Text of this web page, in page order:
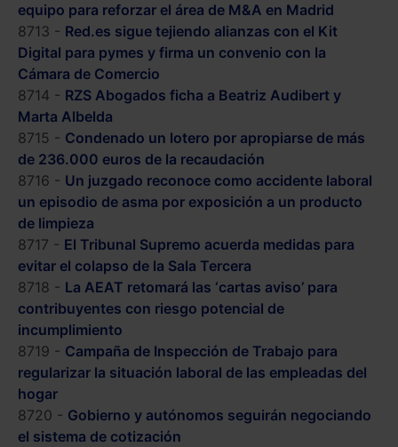
equipo para reforzar el área de M&A en Madrid
8713 - Red.es sigue tejiendo alianzas con el Kit
Digital para pymes y firma un convenio con la
Cámara de Comercio
8714 - RZS Abogados ficha a Beatriz Audibert y
Marta Albelda
8715 - Condenado un lotero por apropiarse de más
de 236.000 euros de la recaudación
8716 - Un juzgado reconoce como accidente laboral
un episodio de asma por exposición a un producto
de limpieza
8717 - El Tribunal Supremo acuerda medidas para
evitar el colapso de la Sala Tercera
8718 - La AEAT retomará las ‘cartas aviso’ para
contribuyentes con riesgo potencial de
incumplimiento
8719 - Campaña de Inspección de Trabajo para
regularizar la situación laboral de las empleadas del
hogar
8720 - Gobierno y autónomos seguirán negociando
el sistema de cotización